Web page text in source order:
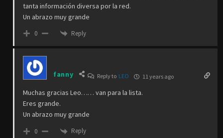
tanta información diversa por la red.
Un abrazo muy grande
0 Reply
fanny Reply to LEO 11 years ago
Muchas gracias Leo…… van para la lista.
Eres grande.
Un abrazo muy grande
0 Reply